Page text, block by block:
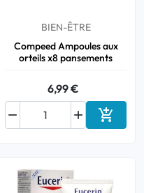
BIEN-ÊTRE
Compeed Ampoules aux
orteils x8 pansements
6,99 €

 